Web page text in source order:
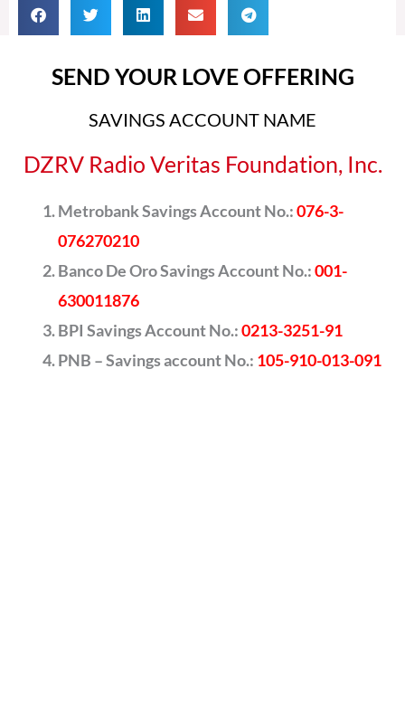
SEND YOUR LOVE OFFERING
SAVINGS ACCOUNT NAME
DZRV Radio Veritas Foundation, Inc.
Metrobank Savings Account No.:076-3-
076270210
Banco De Oro Savings Account No.:001-
630011876
BPI Savings Account No.:0213-3251-91
PNB – Savings account No.: 105-910-013-091